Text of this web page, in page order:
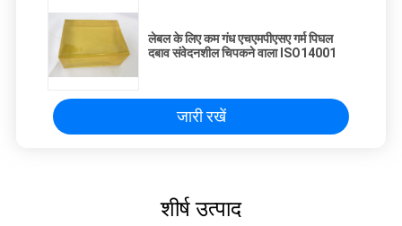
लेबल के लिए कम गंध एचएमपीएसए गर्म पिघल
दबाव संवेदनशील चिपकने वाला ISO14001
जारी रखें
शीर्ष उत्पाद